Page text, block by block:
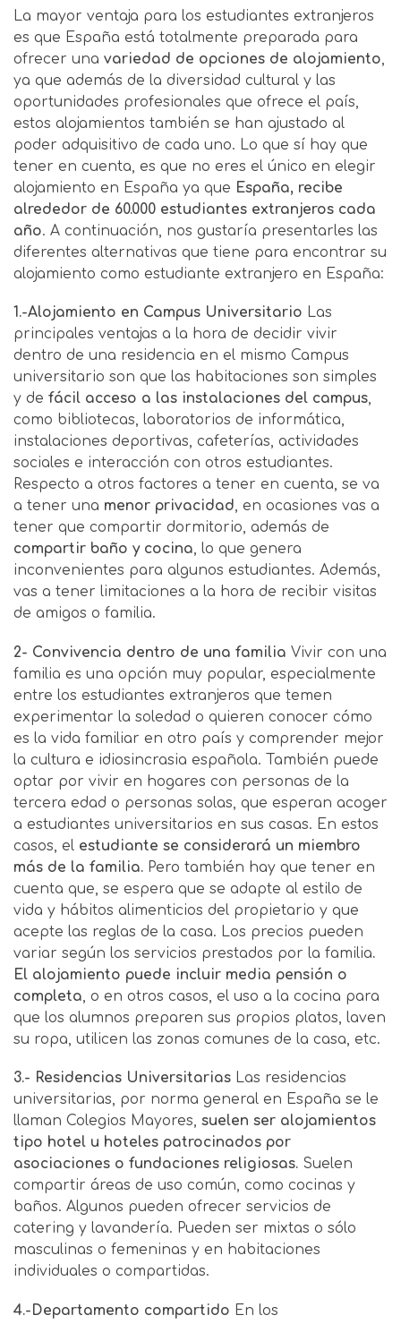
La mayor ventaja para los estudiantes extranjeros
es que España está totalmente preparada para
ofrecer una variedad de opciones de alojamiento,
ya que además de la diversidad cultural y las
oportunidades profesionales que ofrece el país,
estos alojamientos también se han ajustado al
poder adquisitivo de cada uno. Lo que sí hay que
tener en cuenta, es que no eres el único en elegir
alojamiento en España ya que España, recibe
alrededor de 60.000 estudiantes extranjeros cada
año. A continuación, nos gustaría presentarles las
diferentes alternativas que tiene para encontrar su
alojamiento como estudiante extranjero en España:
1.-Alojamiento en Campus Universitario Las
principales ventajas a la hora de decidir vivir
dentro de una residencia en el mismo Campus
universitario son que las habitaciones son simples
y de fácil acceso a las instalaciones del campus,
como bibliotecas, laboratorios de informática,
instalaciones deportivas, cafeterías, actividades
sociales e interacción con otros estudiantes.
Respecto a otros factores a tener en cuenta, se va
a tener una menor privacidad, en ocasiones vas a
tener que compartir dormitorio, además de
compartir baño y cocina, lo que genera
inconvenientes para algunos estudiantes. Además,
vas a tener limitaciones a la hora de recibir visitas
de amigos o familia.
2- Convivencia dentro de una familia Vivir con una
familia es una opción muy popular, especialmente
entre los estudiantes extranjeros que temen
experimentar la soledad o quieren conocer cómo
es la vida familiar en otro país y comprender mejor
la cultura e idiosincrasia española. También puede
optar por vivir en hogares con personas de la
tercera edad o personas solas, que esperan acoger
a estudiantes universitarios en sus casas. En estos
casos, el estudiante se considerará un miembro
más de la familia. Pero también hay que tener en
cuenta que, se espera que se adapte al estilo de
vida y hábitos alimenticios del propietario y que
acepte las reglas de la casa. Los precios pueden
variar según los servicios prestados por la familia.
El alojamiento puede incluir media pensión o
completa, o en otros casos, el uso a la cocina para
que los alumnos preparen sus propios platos, laven
su ropa, utilicen las zonas comunes de la casa, etc.
3.- Residencias Universitarias Las residencias
universitarias, por norma general en España se le
llaman Colegios Mayores, suelen ser alojamientos
tipo hotel u hoteles patrocinados por
asociaciones o fundaciones religiosas. Suelen
compartir áreas de uso común, como cocinas y
baños. Algunos pueden ofrecer servicios de
catering y lavandería. Pueden ser mixtas o sólo
masculinas o femeninas y en habitaciones
individuales o compartidas.
4.-Departamento compartido En los